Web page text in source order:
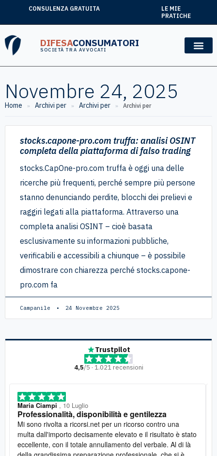
CONSULENZA GRATUITA
LE MIE
PRATICHE
DIFESACONSUMATORI
SOCIETÀ TRA AVVOCATI
Novembre 24, 2025
Home » Archivi per » Archivi per » Archivi per
stocks.capone-pro.com truffa: analisi OSINT
completa della piattaforma di falso trading
stocks.CapOne-pro.com truffa è oggi una delle
ricerche più frequenti, perché sempre più persone
stanno denunciando perdite, blocchi dei prelievi e
raggiri legati alla piattaforma. Attraverso una
completa analisi OSINT – cioè basata
esclusivamente su informazioni pubbliche,
verificabili e accessibili a chiunque – è possibile
dimostrare con chiarezza perché stocks.capone-
pro.com fa
Campanile 24 Novembre 2025
Trustpilot
4,5/5 · 1.021 recensioni
Maria Ciampi , 10 Luglio
Professionalità, disponibilità e gentilezza
Mi sono rivolta a ricorsi.net per un ricorso contro una
multa dall'importo decisamente elevato e il risultato è stato
eccellente, con il totale annullamento del verbale. Al di là